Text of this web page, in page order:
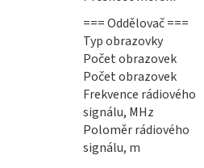
=== Oddělovač ===
Typ obrazovky
Počet obrazovek
Počet obrazovek
Frekvence rádiového
signálu, MHz
Poloměr rádiového
signálu, m